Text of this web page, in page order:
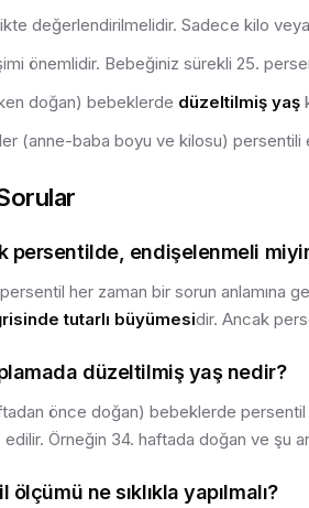
değerlendirilmelidir. Sadece kilo
önemlidir. Bebeğiniz sürekli 25.
doğan) bebeklerde düzeltilmiş yaş
(anne-baba boyu ve kilosu) persentili
persentilde, endişelenmeli
her zaman bir sorun anlamına
tutarlı büyümesidir. Ancak
düzeltilmiş yaş nedir?
önce doğan) bebeklerde persentil
edilir. Örneğin 34. haftada doğan ve şu
ne sıklıkla yapılmalı?